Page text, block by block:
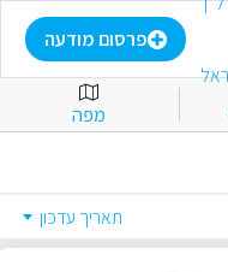
פרסום מודעה
מפה
תאריך עדכון